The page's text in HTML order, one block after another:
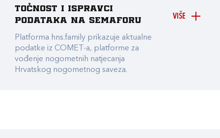
VIŠE
točnost i ispravci
podataka na Semaforu
Platforma hns.family prikazuje aktualne
podatke iz COMET-a, platforme za
vođenje nogometnih natjecanja
Hrvatskog nogometnog saveza.